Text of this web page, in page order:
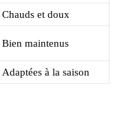
Chauds et doux
Bien maintenus
Adaptées à la saison